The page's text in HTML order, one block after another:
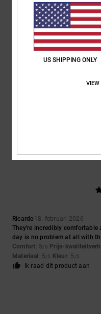
Comfort: 5/5 Prijs-
Materiaal: 5/5 Kleur: 5/5
Ik raad dit product aan
Ricardo18. februari 2026
They're incredibly comfortable
day is no problem at all with
Comfort: 5/5 Prijs-
Materiaal : 5/5 Kleur: 5 /5
Ik raad dit product aan
US SHIPPING ONLY
VIEW